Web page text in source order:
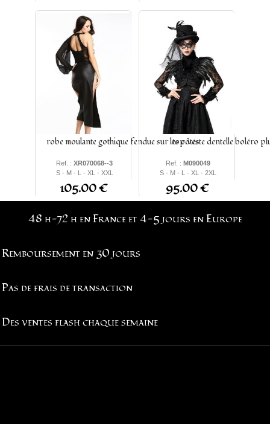
robe moulante gothique fendue sur les côtés
Ref. : XR070068--3
S - M - L - XL - XXL
105.00 €
top veste dentelle boléro
Ref. : M090049
S - M - L - XL - 2XL
95.00 €
48 h-72 h en France et 4-5 jours en Europe
Remboursement en 30 jours
Pas de frais de transaction
Des ventes flash chaque semaine